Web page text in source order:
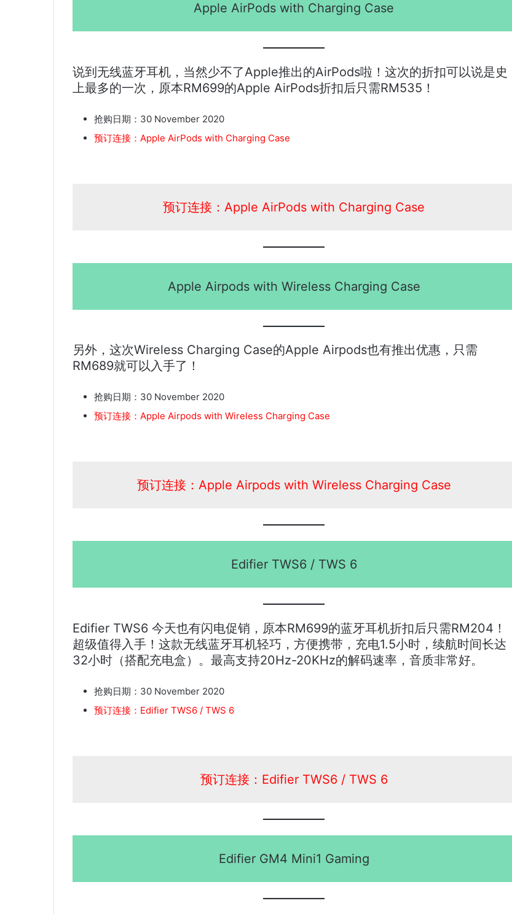
Apple AirPods with Charging Case
说到无线蓝牙耳机，当然少不了Apple推出的AirPods啦！这次的折扣可以说是史
上最多的一次，原本RM699的Apple AirPods折扣后只需RM535！
抢购日期：30 November 2020
预订连接：Apple AirPods with Charging Case
预订连接：Apple AirPods with Charging Case
Apple Airpods with Wireless Charging Case
另外，这次Wireless Charging Case的Apple Airpods也有推出优惠，只需
RM689就可以入手了！
抢购日期：30 November 2020
预订连接：Apple Airpods with Wireless Charging Case
预订连接：Apple Airpods with Wireless Charging Case
Edifier TWS6 / TWS 6
Edifier TWS6 今天也有闪电促销，原本RM699的蓝牙耳机折扣后只需RM204！
超级值得入手！这款无线蓝牙耳机轻巧，方便携带，充电1.5小时，续航时间长达
32小时（搭配充电盒）。最高支持20Hz-20KHz的解码速率，音质非常好。
抢购日期：30 November 2020
预订连接：Edifier TWS6 / TWS 6
预订连接：Edifier TWS6 / TWS 6
Edifier GM4 Mini1 Gaming